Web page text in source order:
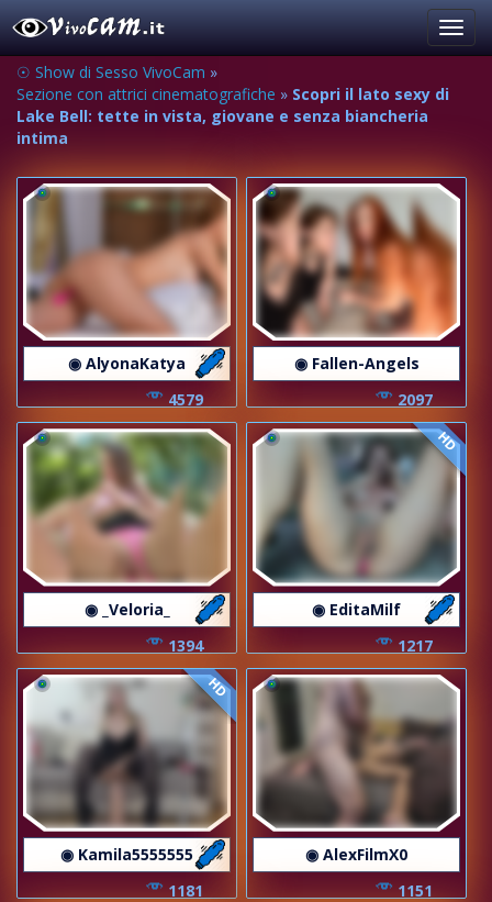
☉ Show di Sesso VivoCam »
Sezione con attrici cinematografiche » Scopri il lato sexy di
Lake Bell: tette in vista, giovane e senza biancheria
intima
◉ AlyonaKatya
4579
◉ Fallen-Angels
2097
◉ _Veloria_
1394
HD
◉ EditaMilf
1217
HD
◉ Kamila5555555
1181
◉ AlexFilmX0
1151